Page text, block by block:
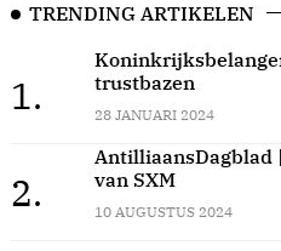
TRENDING ARTIKELEN
1.
trustbazen
28 JANUARI 2024
2.
van SXM
10 AUGUSTUS 2024